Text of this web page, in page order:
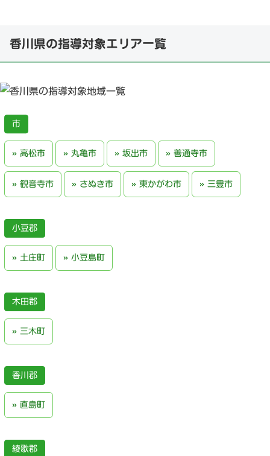
香川県の指導対象エリア一覧
高松市 丸亀市 坂出市 善通寺市
観音寺市 さぬき市 東かがわ市 三豊市
小豆郡
土庄町 小豆島町
木田郡
三木町
香川郡
直島町
綾歌郡